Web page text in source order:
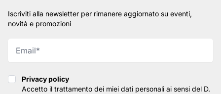
Iscriviti alla newsletter per rimanere aggiornato su eventi,
novità e promozioni
Privacy policy
Privacy policy
Accetto il trattamento dei miei dati personali ai sensi del D.